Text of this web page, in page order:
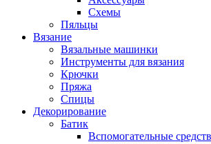
Схемы
Пяльцы
Вязание
Вязальные машинки
Инструменты для вязания
Крючки
Пряжа
Спицы
Декорирование
Батик
Вспомогательные